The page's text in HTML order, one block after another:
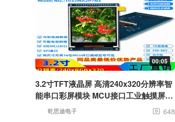
00:05
3.2寸TFT液晶屏 高清240x320分辨率智
能串口彩屏模块 MCU接口工业触摸屏
ST7789V
乾思迪电子  648